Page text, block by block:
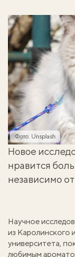
Фото: Unsplash
Новое
нравится
независимо
Научное
из Каролинского
университета,
любимым